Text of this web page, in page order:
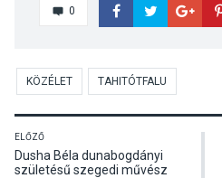
0
KÖZÉLET TAHITÓTFALU
ELŐZŐ
Dusha Béla dunabogdányi
születésű szegedi művész